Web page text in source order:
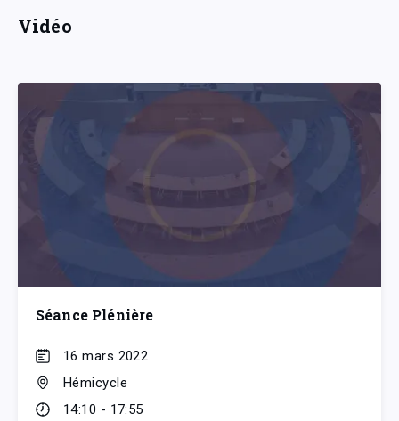
Vidéo
Séance Plénière
16 mars 2022
Hémicycle
14:10 - 17:55